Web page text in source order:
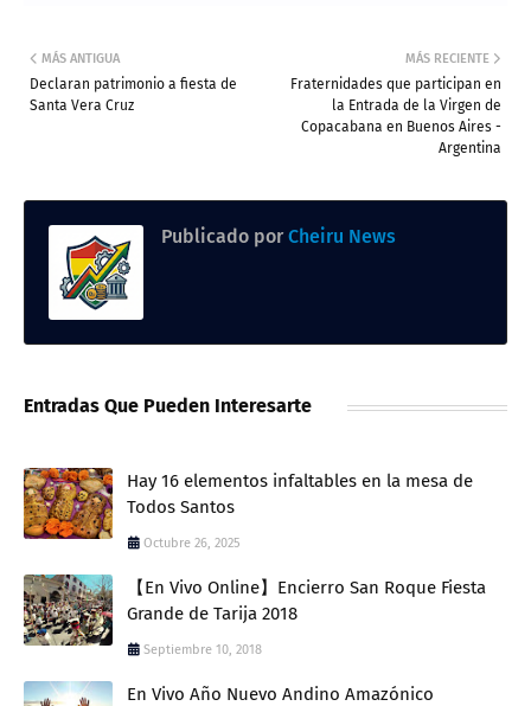
MÁS RECIENTE
Fraternidades que participan en
la Entrada de la Virgen de
Copacabana en Buenos Aires -
Argentina
MÁS ANTIGUA
Declaran patrimonio a fiesta de
Santa Vera Cruz
Publicado por Cheiru News
Entradas Que Pueden Interesarte
Hay 16 elementos infaltables en la mesa de
Todos Santos
Octubre 26, 2025
【En Vivo Online】Encierro San Roque Fiesta
Grande de Tarija 2018
Septiembre 10, 2018
En Vivo Año Nuevo Andino Amazónico